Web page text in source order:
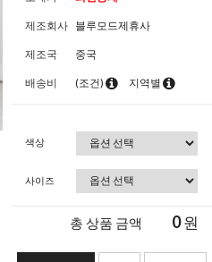
제조회사 블루모드제휴사
제조국 중국
배송비 (조건) 지역별
색상
사이즈
총 상품 금액 0원